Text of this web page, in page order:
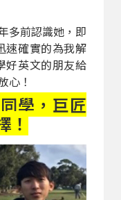
多前認識她，即
速確實的為我解
好英文的朋友給
心！
學，巨匠
！